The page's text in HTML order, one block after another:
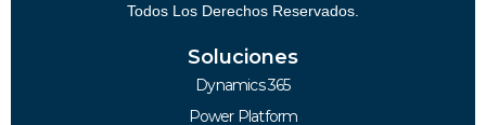
Todos Los Derechos Reservados.
Soluciones
Dynamics 365
Power Platform